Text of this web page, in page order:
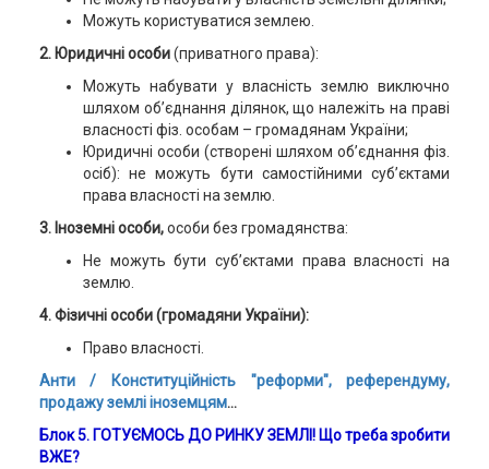
Можуть користуватися землею.
2. Юридичні особи(приватного права):
Можуть набувати у власність землю виключно
шляхом об’єднання ділянок, що належіть на праві
власності фіз. особам – громадянам України;
Юридичні особи (створені шляхом об’єднання фіз.
осіб): не можуть бути самостійними суб’єктами
права власності на землю.
3. Іноземні особи,особи без громадянства:
Не можуть бути суб’єктами права власності на
землю.
4. Фізичні особи (громадяни України):
Право власності.
Анти / Конституційність "реформи", референдуму,
продажу землі іноземцям...
Блок 5. ГОТУЄМОСЬ ДО РИНКУ ЗЕМЛІ! Що треба зробити
ВЖЕ?